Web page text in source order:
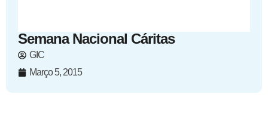
Semana Nacional Cáritas
GIC
Março 5, 2015